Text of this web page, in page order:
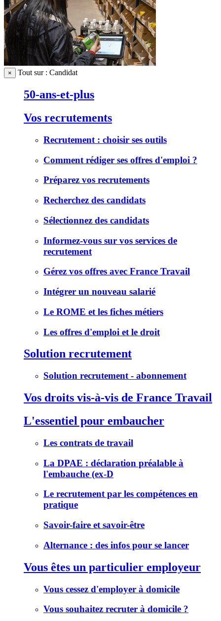
× Tout sur : Candidat
50-ans-et-plus
Vos recrutements
Recrutement : choisir ses outils
Comment rédiger ses offres d'emploi ?
Préparez vos recrutements
Recherchez des candidats
Sélectionnez des candidats
Informez-vous sur vos services de
recrutement
Gérez vos offres avec France Travail
Intégrer un nouveau salarié
Le ROME et les fiches métiers
Les offres d'emploi et le droit
Solution recrutement
Solution recrutement - abonnement
Vos droits vis-à-vis de France Travail
L'essentiel pour embaucher
Les contrats de travail
La DPAE : déclaration préalable à
l'embauche (ex-D
Le recrutement par les compétences en
pratique
Savoir-faire et savoir-être
Alternance : des infos pour se lancer
Vous êtes un particulier employeur
Vous cessez d'employer à domicile
Vous souhaitez recruter à domicile ?